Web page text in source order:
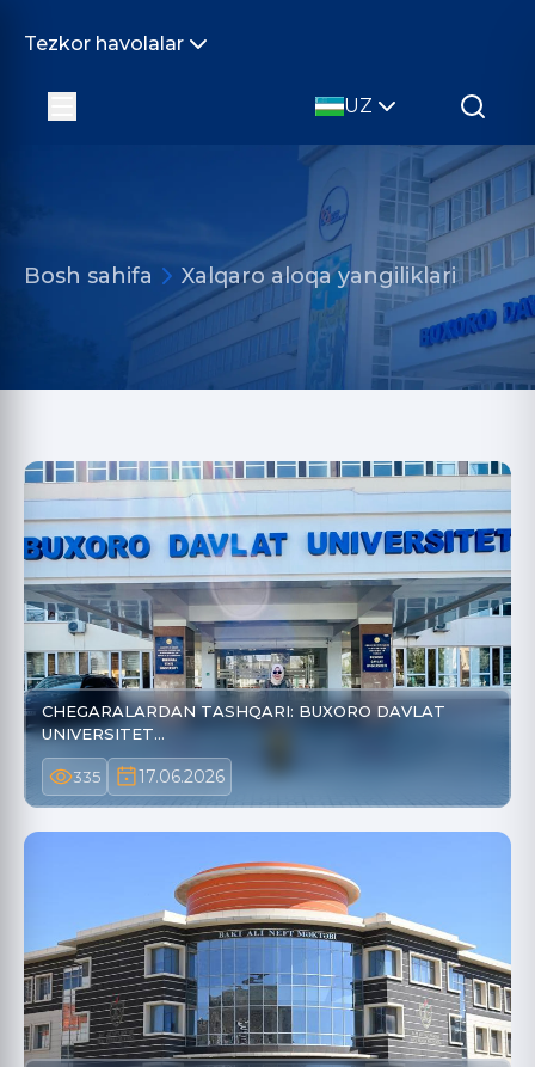
Tezkor havolalar
UZ
Bosh sahifa Xalqaro aloqa yangiliklari
CHEGARALARDAN TASHQARI: BUXORO DAVLAT
UNIVERSITET…
335 17.06.2026